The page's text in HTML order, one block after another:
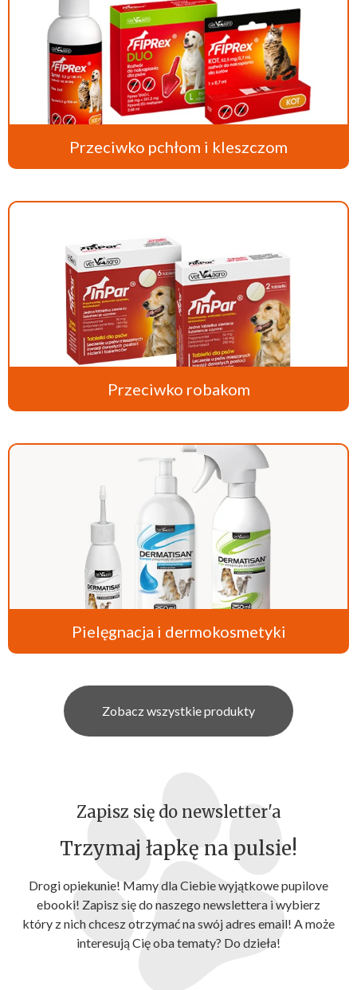
Przeciwko pchłom i kleszczom
Przeciwko robakom
Pielęgnacja i dermokosmetyki
Zobacz wszystkie produkty
Zapisz się do newsletter'a
Trzymaj łapkę na pulsie!
Drogi opiekunie! Mamy dla Ciebie wyjątkowe pupilove
ebooki! Zapisz się do naszego newslettera i wybierz
który z nich chcesz otrzymać na swój adres email! A może
interesują Cię oba tematy? Do dzieła!